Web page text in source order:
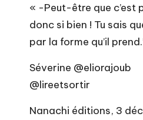
« -Peut-être que c’est
donc si bien ! Tu sais
par la forme qu’il
Séverine @eliorajoub
@lireetsortir
Nanachi éditions, 3